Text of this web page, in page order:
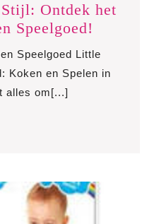
Ontdek het
Speelgoed!
Spelen
Stijl:
Speelgoed Little
Koken en Spelen in
alles om[...]